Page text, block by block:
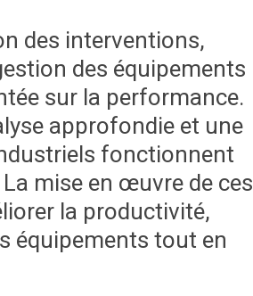
des interventions,
des équipements
sur la performance.
approfondie et une
fonctionnent
mise en œuvre de ces
la productivité,
équipements tout en